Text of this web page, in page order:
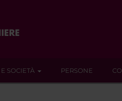
SOCIETÀ PERSONE